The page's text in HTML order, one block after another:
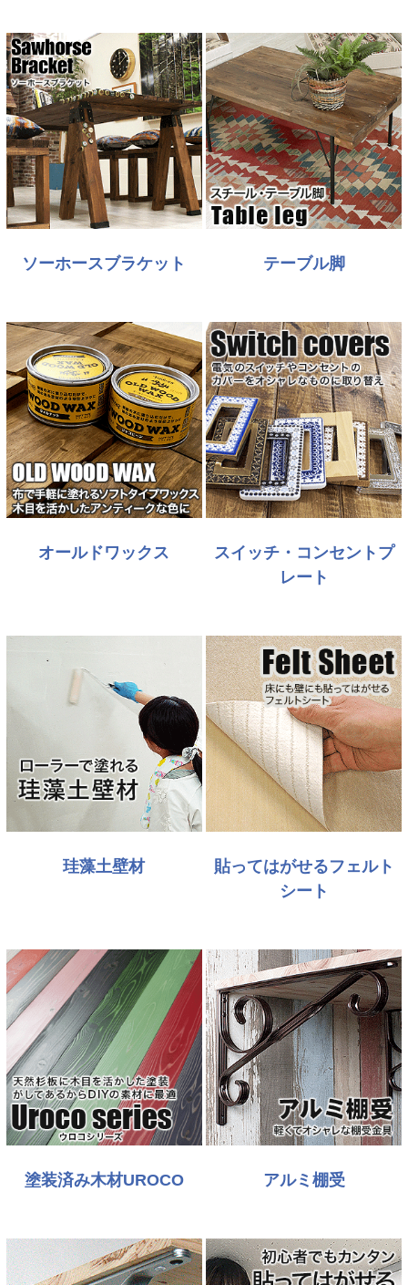
ソーホースブラケット テーブル脚
オールドワックス
スイッチ・コンセントプ
レート
珪藻土壁材
貼ってはがせるフェルト
シート
塗装済み木材UROCO アルミ棚受